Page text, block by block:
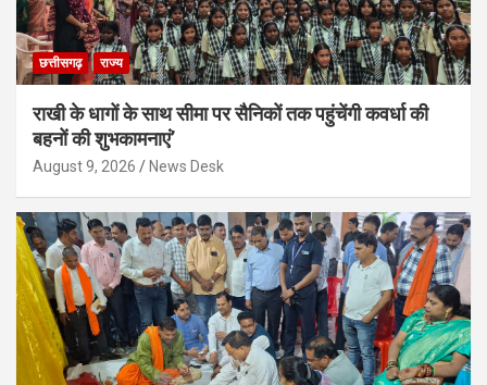
छत्तीसगढ़ राज्य
राखी के धागों के साथ सीमा पर सैनिकों तक पहुंचेंगी कवर्धा की
बहनों की शुभकामनाएं’
August 9, 2026 News Desk